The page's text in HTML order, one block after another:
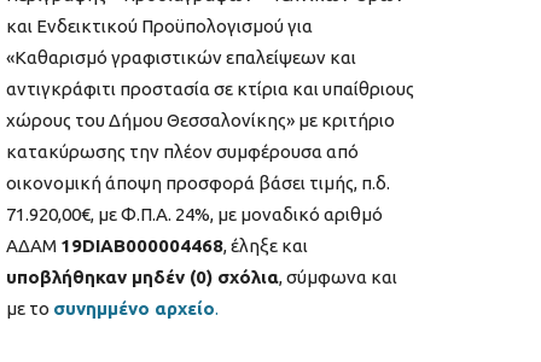
και Ενδεικτικού Προϋπολογισμού για
«Καθαρισμό γραφιστικών επαλείψεων και
αντιγκράφιτι προστασία σε κτίρια και υπαίθριους
χώρους του Δήμου Θεσσαλονίκης» με κριτήριο
κατακύρωσης την πλέον συμφέρουσα από
οικονομική άποψη προσφορά βάσει τιμής, π.δ.
71.920,00€, με Φ.Π.Α. 24%, με μοναδικό αριθμό
ΑΔΑΜ 19DIAB000004468, έληξε και
υποβλήθηκαν μηδέν (0) σχόλια, σύμφωνα και
με το συνημμένο αρχείο.